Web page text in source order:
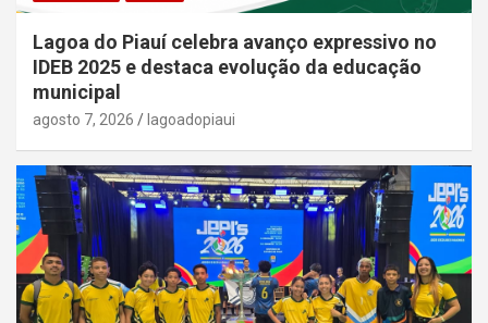
Lagoa do Piauí celebra avanço expressivo no
IDEB 2025 e destaca evolução da educação
municipal
agosto 7, 2026 lagoadopiaui